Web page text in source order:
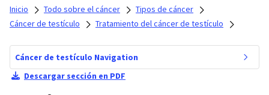
Inicio Todo sobre el cáncer
Tipos de cáncer
Cáncer de testículo
Tratamiento del cáncer de testículo
Cáncer de testículo Navigation
Descargar sección en PDF